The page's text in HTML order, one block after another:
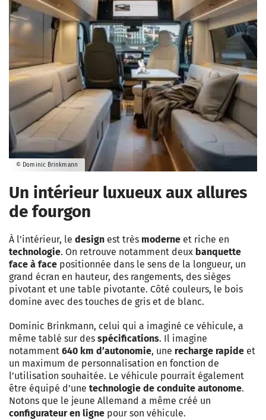
© Dominic Brinkmann
Un intérieur luxueux aux allures
de fourgon
À l’intérieur, le design est très moderne et riche en
technologie. On retrouve notamment deux banquette
face à face positionnée dans le sens de la longueur, un
grand écran en hauteur, des rangements, des sièges
pivotant et une table pivotante. Côté couleurs, le bois
domine avec des touches de gris et de blanc.
Dominic Brinkmann, celui qui a imaginé ce véhicule, a
même tablé sur des spécifications. Il imagine
notamment 640 km d’autonomie, une recharge rapide et
un maximum de personnalisation en fonction de
l’utilisation souhaitée. Le véhicule pourrait également
être équipé d’une technologie de conduite autonome.
Notons que le jeune Allemand a même créé un
configurateur en ligne pour son véhicule.